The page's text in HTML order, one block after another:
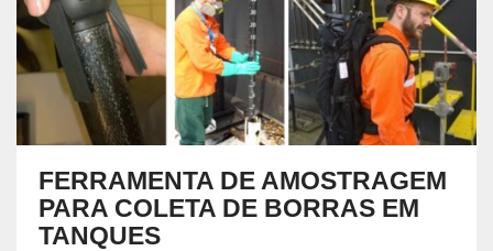
FERRAMENTA DE AMOSTRAGEM
PARA COLETA DE BORRAS EM
TANQUES